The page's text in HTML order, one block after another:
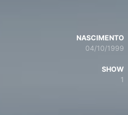
NASCIMENTO
04/10/1999
SHOW
1